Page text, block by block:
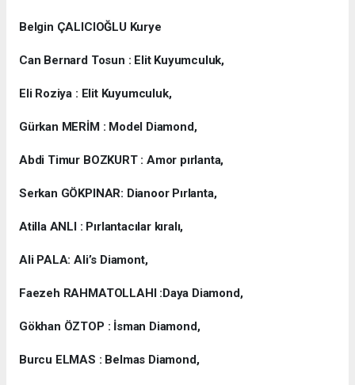
Belgin ÇALICIOĞLU Kurye
Can Bernard Tosun : Elit Kuyumculuk,
Eli Roziya : Elit Kuyumculuk,
Gürkan MERİM : Model Diamond,
Abdi Timur BOZKURT : Amor pırlanta,
Serkan GÖKPINAR: Dianoor Pırlanta,
Atilla ANLI : Pırlantacılar kıralı,
Ali PALA: Ali’s Diamont,
Faezeh RAHMATOLLAHI :Daya Diamond,
Gökhan ÖZTOP : İsman Diamond,
Burcu ELMAS : Belmas Diamond,